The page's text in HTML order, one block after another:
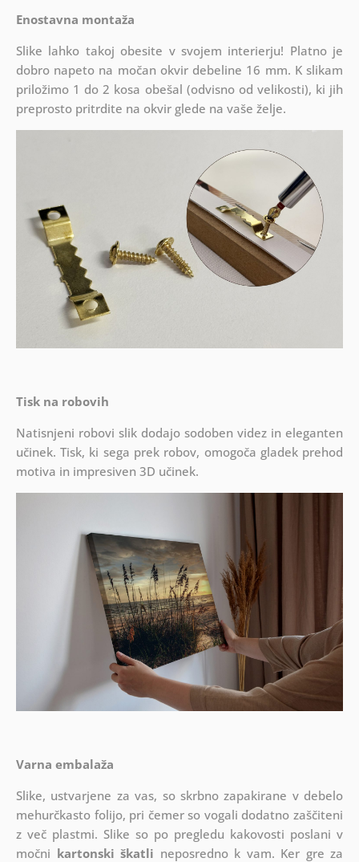
Enostavna montaža
Slike lahko takoj obesite v svojem interierju! Platno je
dobro napeto na močan okvir debeline 16 mm. K slikam
priložimo 1 do 2 kosa obešal (odvisno od velikosti), ki jih
preprosto pritrdite na okvir glede na vaše želje.
Tisk na robovih
Natisnjeni robovi slik dodajo sodoben videz in eleganten
učinek. Tisk, ki sega prek robov, omogoča gladek prehod
motiva in impresiven 3D učinek.
Varna embalaža
Slike, ustvarjene za vas, so skrbno zapakirane v debelo
mehurčkasto folijo, pri čemer so vogali dodatno zaščiteni
z več plastmi. Slike so po pregledu kakovosti poslani v
močni kartonski škatli neposredno k vam. Ker gre za